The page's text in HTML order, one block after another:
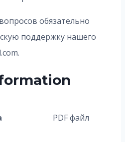
обязательно
поддержку нашего
PDF файл